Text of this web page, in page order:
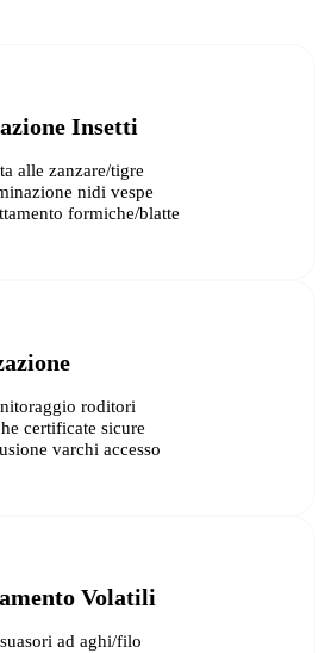
Insetti
alle zanzare/tigre
nidi vespe
formiche/blatte
roditori
certificate sicure
varchi accesso
Volatili
ad aghi/filo